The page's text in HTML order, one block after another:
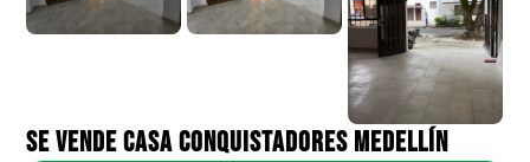
SE VENDE CASA CONQUISTADORES MEDELLÍN